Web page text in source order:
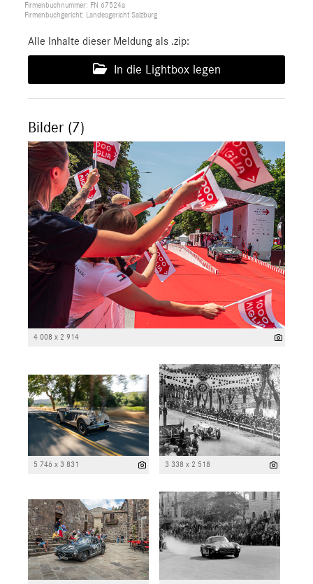
Firmenbuchnummer: FN 67524a
Firmenbuchgericht: Landesgericht Salzburg
Alle Inhalte dieser Meldung als .zip:
In die Lightbox legen
Bilder (7)
4 008 x 2 914
5 746 x 3 831 3 338 x 2 518